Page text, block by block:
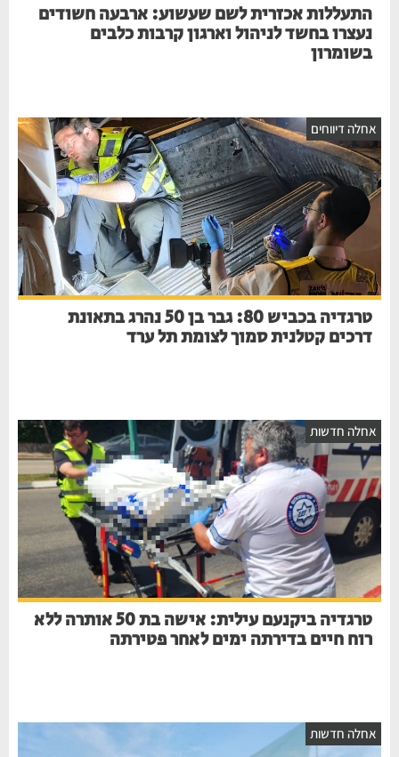
התעללות אכזרית לשם שעשוע: ארבעה חשודים
נעצרו בחשד לניהול וארגון קרבות כלבים
בשומרון
אחלה דיווחים
טרגדיה בכביש 80: גבר בן 50 נהרג בתאונת
דרכים קטלנית סמוך לצומת תל ערד
אחלה חדשות
טרגדיה ביקנעם עילית: אישה בת 50 אותרה ללא
רוח חיים בדירתה ימים לאחר פטירתה
אחלה חדשות